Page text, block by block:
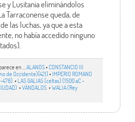
y Lusitania eliminándolos
Tarraconense queda, de
las luchas, ya que a esta
no había accedido ninguno
en ... ALANOS•CONSTANCIO III
de Occidente)(421)• IMPERIO ROMANO
476). • LAS GALIAS (celtas) (1500 aC -
•VÁNDALOS •WALIA (Rey